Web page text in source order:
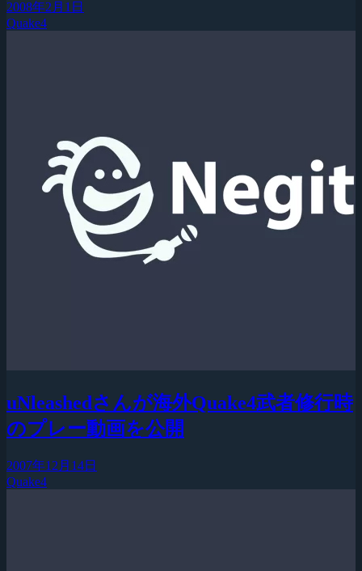
2008年2月1日
Quake4
uNleashedさんが海外Quake4武者修行時
のプレー動画を公開
2007年12月14日
Quake4